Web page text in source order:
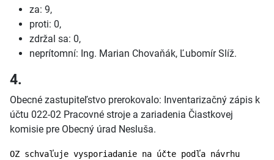
za: 9,
proti: 0,
zdržal sa: 0,
neprítomní: Ing. Marian Chovaňák, Ľubomír Slíž.
4.
Obecné zastupiteľstvo prerokovalo: Inventarizačný zápis k
účtu 022-02 Pracovné stroje a zariadenia Čiastkovej
komisie pre Obecný úrad Nesluša.
OZ schvaľuje vysporiadanie na účte podľa návrhu